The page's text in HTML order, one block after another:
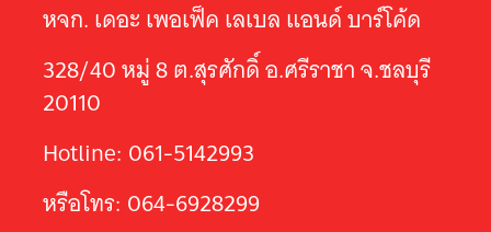
หจก. เดอะ เพอเฟ็ค เลเบล แอนด์ บาร์โค้ด
328/40 หมู่ 8 ต.สุรศักดิ์ อ.ศรีราชา จ.ชลบุรี
20110
Hotline: 061-5142993
หรือโทร: 064-6928299